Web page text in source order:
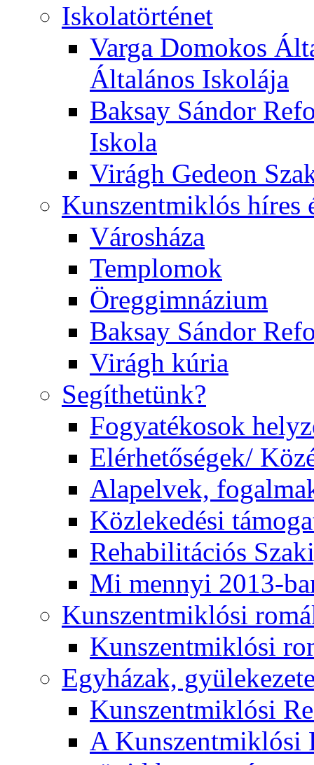
Iskolatörténet
Varga Domokos
Általános Iskolája
Baksay Sándor
Iskola
Virágh Gedeon
Kunszentmiklós híres
Városháza
Templomok
Öreggimnázium
Baksay Sándor
Virágh kúria
Segíthetünk?
Fogyatékosok
Elérhetőségek/
Alapelvek,
Közlekedési
Rehabilitációs
Mi mennyi 2013-
Kunszentmiklósi
Kunszentmiklósi
Egyházak,
Kunszentmiklósi
A Kunszentmiklósi